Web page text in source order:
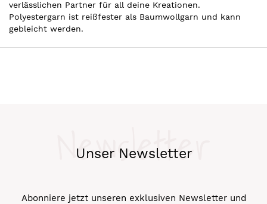
verlässlichen Partner für all deine Kreationen.
Polyestergarn ist reißfester als Baumwollgarn und kann
gebleicht werden.
Unser Newsletter
Newsletter
Abonniere jetzt unseren exklusiven Newsletter und